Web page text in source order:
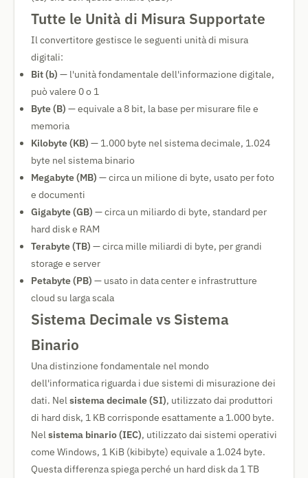
Tutte le Unità di Misura Supportate
Il convertitore gestisce le seguenti unità di misura
digitali:
Bit (b) — l'unità fondamentale dell'informazione digitale,
può valere 0 o 1
Byte (B) — equivale a 8 bit, la base per misurare file e
memoria
Kilobyte (KB) — 1.000 byte nel sistema decimale, 1.024
byte nel sistema binario
Megabyte (MB) — circa un milione di byte, usato per foto
e documenti
Gigabyte (GB) — circa un miliardo di byte, standard per
hard disk e RAM
Terabyte (TB) — circa mille miliardi di byte, per grandi
storage e server
Petabyte (PB) — usato in data center e infrastrutture
cloud su larga scala
Sistema Decimale vs Sistema
Binario
Una distinzione fondamentale nel mondo
dell'informatica riguarda i due sistemi di misurazione dei
dati. Nelsistema decimale (SI), utilizzato dai produttori
di hard disk, 1 KB corrisponde esattamente a 1.000 byte.
Nelsistema binario (IEC), utilizzato dai sistemi operativi
come Windows, 1 KiB (kibibyte) equivale a 1.024 byte.
Questa differenza spiega perché un hard disk da 1 TB